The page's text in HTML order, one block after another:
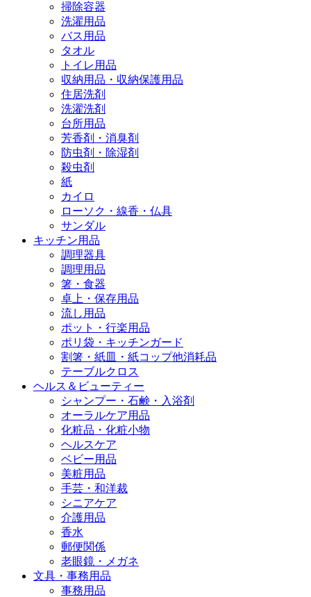
掃除容器
洗濯用品
バス用品
タオル
トイレ用品
収納用品・収納保護用品
住居洗剤
洗濯洗剤
台所用品
芳香剤・消臭剤
防虫剤・除湿剤
殺虫剤
紙
カイロ
ローソク・線香・仏具
サンダル
キッチン用品
調理器具
調理用品
箸・食器
卓上・保存用品
流し用品
ポット・行楽用品
ポリ袋・キッチンガード
割箸・紙皿・紙コップ他消耗品
テーブルクロス
ヘルス＆ビューティー
シャンプー・石鹸・入浴剤
オーラルケア用品
化粧品・化粧小物
ヘルスケア
ベビー用品
美粧用品
手芸・和洋裁
シニアケア
介護用品
香水
郵便関係
老眼鏡・メガネ
文具・事務用品
事務用品